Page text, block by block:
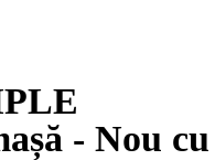
- Nou cu